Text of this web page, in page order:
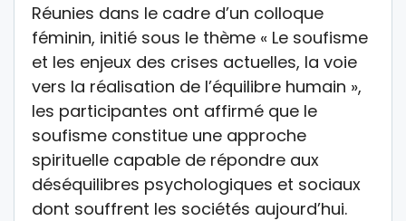
Réunies dans le cadre d’un colloque
féminin, initié sous le thème « Le soufisme
et les enjeux des crises actuelles, la voie
vers la réalisation de l’équilibre humain »,
les participantes ont affirmé que le
soufisme constitue une approche
spirituelle capable de répondre aux
déséquilibres psychologiques et sociaux
dont souffrent les sociétés aujourd’hui.